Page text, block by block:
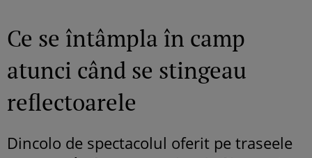
Ce se întâmpla în camp
atunci când se stingeau
reflectoarele
Dincolo de spectacolul oferit pe traseele